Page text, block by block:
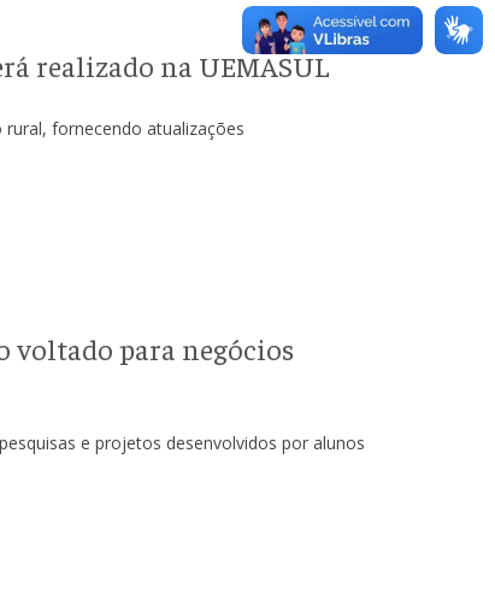
realizado na UEMASUL
fornecendo atualizações
voltado para negócios
e projetos desenvolvidos por alunos